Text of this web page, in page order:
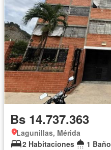
Bs 14.737.363
Lagunillas, Mérida
2 Habitaciones
1 Baño